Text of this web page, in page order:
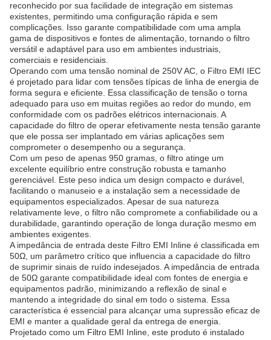
reconhecido por sua facilidade de integração em sistemas
existentes, permitindo uma configuração rápida e sem
complicações. Isso garante compatibilidade com uma ampla
gama de dispositivos e fontes de alimentação, tornando o filtro
versátil e adaptável para uso em ambientes industriais,
comerciais e residenciais.
Operando com uma tensão nominal de 250V AC, o Filtro EMI IEC
é projetado para lidar com tensões típicas de linha de energia de
forma segura e eficiente. Essa classificação de tensão o torna
adequado para uso em muitas regiões ao redor do mundo, em
conformidade com os padrões elétricos internacionais. A
capacidade do filtro de operar efetivamente nesta tensão garante
que ele possa ser implantado em várias aplicações sem
comprometer o desempenho ou a segurança.
Com um peso de apenas 950 gramas, o filtro atinge um
excelente equilíbrio entre construção robusta e tamanho
gerenciável. Este peso indica um design compacto e durável,
facilitando o manuseio e a instalação sem a necessidade de
equipamentos especializados. Apesar de sua natureza
relativamente leve, o filtro não compromete a confiabilidade ou a
durabilidade, garantindo operação de longa duração mesmo em
ambientes exigentes.
A impedância de entrada deste Filtro EMI Inline é classificada em
50Ω, um parâmetro crítico que influencia a capacidade do filtro
de suprimir sinais de ruído indesejados. A impedância de entrada
de 50Ω garante compatibilidade ideal com fontes de energia e
equipamentos padrão, minimizando a reflexão de sinal e
mantendo a integridade do sinal em todo o sistema. Essa
característica é essencial para alcançar uma supressão eficaz de
EMI e manter a qualidade geral da entrega de energia.
Projetado como um Filtro EMI Inline, este produto é instalado